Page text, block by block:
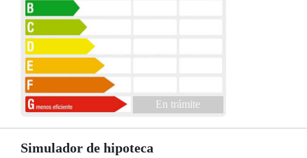
En trámite
Simulador de hipoteca